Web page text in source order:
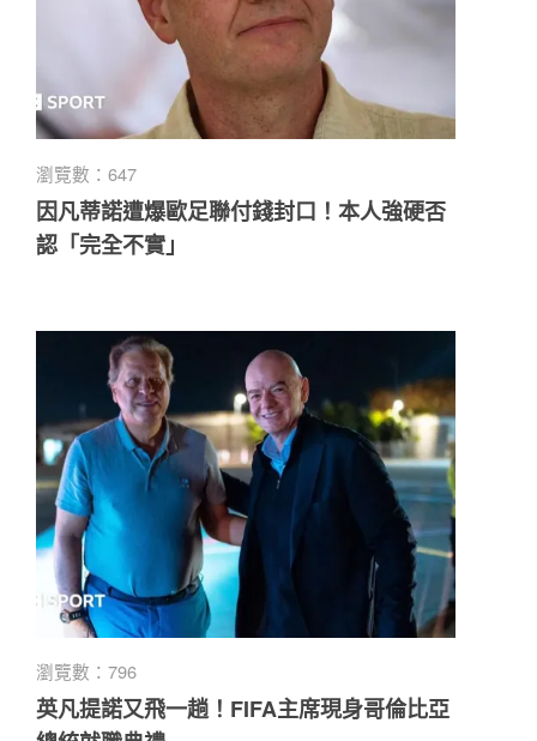
瀏覽數：647
因凡蒂諾遭爆歐足聯付錢封口！本人強硬否
認「完全不實」
瀏覽數：796
英凡提諾又飛一趟！FIFA主席現身哥倫比亞